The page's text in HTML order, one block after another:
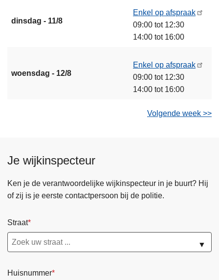
dinsdag - 11/8
Enkel op afspraak
09:00 tot 12:30
14:00 tot 16:00
woensdag - 12/8
Enkel op afspraak
09:00 tot 12:30
14:00 tot 16:00
Volgende week >>
Je wijkinspecteur
Ken je de verantwoordelijke wijkinspecteur in je buurt? Hij
of zij is je eerste contactpersoon bij de politie.
Straat
▼
Huisnummer